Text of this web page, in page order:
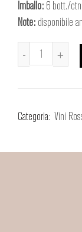
Imballo: 6 bott./ctn
Note: disponibile
Barbera
Categoria: Vini